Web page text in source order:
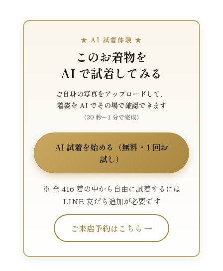
★ AI 試着体験 ★
このお着物を
AI で試着してみる
ご自身の写真をアップロードして、
着姿を AI でその場で確認できます
（30 秒〜1 分で完成）
AI 試着を始める（無料・1 回お
試し）
※ 全 416 着の中から自由に試着するには
LINE 友だち追加が必要です
ご来店予約はこちら →